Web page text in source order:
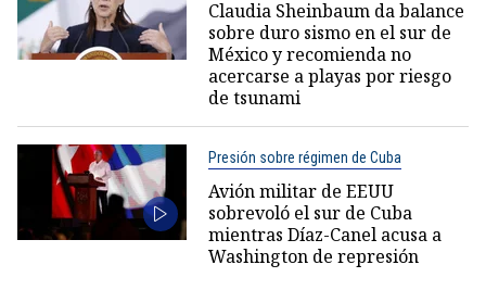
Claudia Sheinbaum da balance
sobre duro sismo en el sur de
México y recomienda no
acercarse a playas por riesgo
de tsunami
Presión sobre régimen de Cuba
Avión militar de EEUU
sobrevoló el sur de Cuba
mientras Díaz-Canel acusa a
Washington de represión